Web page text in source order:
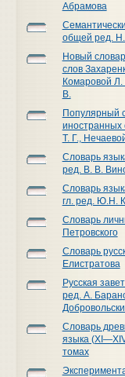
Абрамова
общей ред.
Новый
слов
Комаровой
В.
Популярный
иностранных
Т. Г.,
Словарь
ред. В. В.
Словарь
гл. ред. Ю.Н.
Словарь
Петровского
Словарь
Елистратова
Русская
ред. А.
Словарь
языка
томах